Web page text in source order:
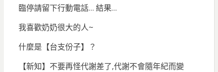
臨停請留下行動電話… 結果…
我喜歡奶奶很大的人~
什麼是【台支份子】？
【新知】不要再怪代謝差了,代謝不會隨年紀而變